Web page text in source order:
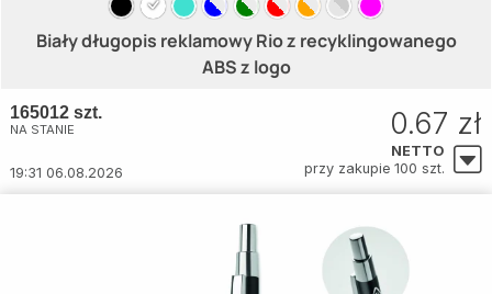
Biały długopis reklamowy Rio z recyklingowanego
ABS z logo
165012 szt.
NA STANIE
19:31 06.08.2026
0.67 zł
NETTO
przy zakupie 100 szt.